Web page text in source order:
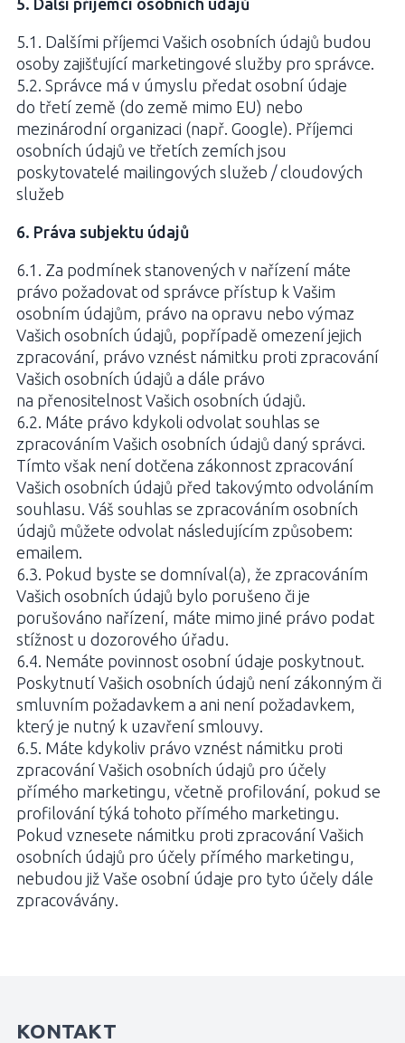
5. Další příjemci osobních údajů
5.1. Dalšími příjemci Vašich osobních údajů budou
osoby zajišťující marketingové služby pro správce.
5.2. Správce má v úmyslu předat osobní údaje
do třetí země (do země mimo EU) nebo
mezinárodní organizaci (např. Google). Příjemci
osobních údajů ve třetích zemích jsou
poskytovatelé mailingových služeb / cloudových
služeb
6. Práva subjektu údajů
6.1. Za podmínek stanovených v nařízení máte
právo požadovat od správce přístup k Vašim
osobním údajům, právo na opravu nebo výmaz
Vašich osobních údajů, popřípadě omezení jejich
zpracování, právo vznést námitku proti zpracování
Vašich osobních údajů a dále právo
na přenositelnost Vašich osobních údajů.
6.2. Máte právo kdykoli odvolat souhlas se
zpracováním Vašich osobních údajů daný správci.
Tímto však není dotčena zákonnost zpracování
Vašich osobních údajů před takovýmto odvoláním
souhlasu. Váš souhlas se zpracováním osobních
údajů můžete odvolat následujícím způsobem:
emailem.
6.3. Pokud byste se domníval(a), že zpracováním
Vašich osobních údajů bylo porušeno či je
porušováno nařízení, máte mimo jiné právo podat
stížnost u dozorového úřadu.
6.4. Nemáte povinnost osobní údaje poskytnout.
Poskytnutí Vašich osobních údajů není zákonným či
smluvním požadavkem a ani není požadavkem,
který je nutný k uzavření smlouvy.
6.5. Máte kdykoliv právo vznést námitku proti
zpracování Vašich osobních údajů pro účely
přímého marketingu, včetně profilování, pokud se
profilování týká tohoto přímého marketingu.
Pokud vznesete námitku proti zpracování Vašich
osobních údajů pro účely přímého marketingu,
nebudou již Vaše osobní údaje pro tyto účely dále
zpracovávány.
KONTAKT